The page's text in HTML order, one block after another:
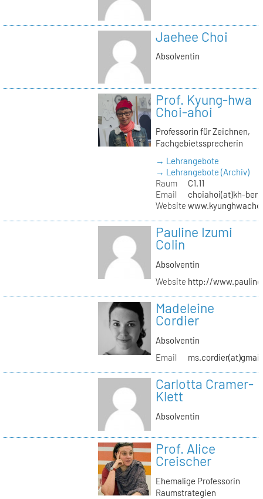
Jaehee Choi
Absolventin
Prof. Kyung-hwa
Choi-ahoi
Professorin für Zeichnen,
Fachgebietssprecherin
→ Lehrangebote
→ Lehrangebote (Archiv)
Raum
C1.11
Email
choiahoi(at)kh-
Website
Pauline Izumi
Colin
Absolventin
Website http://
Madeleine
Cordier
Absolventin
Email
Carlotta Cramer-
Klett
Absolventin
Prof. Alice
Creischer
Ehemalige Professorin
Raumstrategien